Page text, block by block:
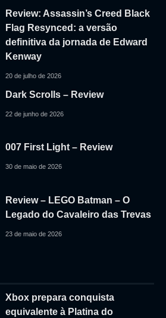
Review: Assassin’s Creed Black
Flag Resynced: a versão
definitiva da jornada de Edward
Kenway
20 de julho de 2026
Dark Scrolls – Review
22 de junho de 2026
007 First Light – Review
30 de maio de 2026
Review – LEGO Batman – O
Legado do Cavaleiro das Trevas
23 de maio de 2026
Xbox prepara conquista
equivalente à Platina do